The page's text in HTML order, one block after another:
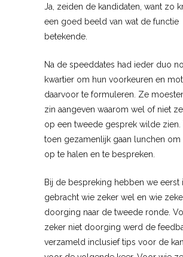
Ja, zeiden de kandidaten, want zo
een goed beeld van wat de functie
betekende.
Na de speeddates had ieder duo
kwartier om hun voorkeuren en
daarvoor te formuleren. Ze
zin aangeven waarom wel of niet
op een tweede gesprek wilde zien.
toen gezamenlijk gaan lunchen
op te halen en te bespreken.
Bij de bespreking hebben we eerst
gebracht wie zeker wel en wie
doorging naar de tweede ronde.
zeker niet doorging werd de
verzameld inclusief tips voor de